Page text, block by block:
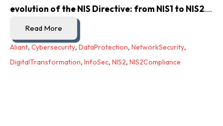
evolution of the NIS Directive: from NIS1 to NIS2....
Read More
Aliant, Cybersecurity, DataProtection, NetworkSecurity,
DigitalTransformation, InfoSec, NIS2, NIS2Compliance